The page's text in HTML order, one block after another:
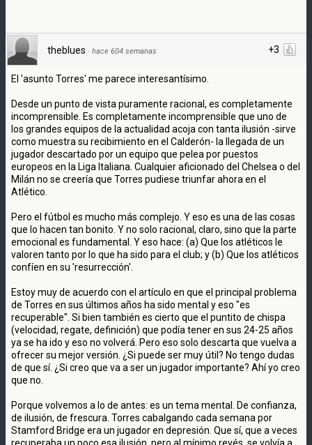
+3
theblues · hace 604 semanas
El 'asunto Torres' me parece interesantísimo.
Desde un punto de vista puramente racional, es completamente
incomprensible. Es completamente incomprensible que uno de
los grandes equipos de la actualidad acoja con tanta ilusión -sirve
como muestra su recibimiento en el Calderón- la llegada de un
jugador descartado por un equipo que pelea por puestos
europeos en la Liga Italiana. Cualquier aficionado del Chelsea o del
Milán no se creería que Torres pudiese triunfar ahora en el
Atlético.
Pero el fútbol es mucho más complejo. Y eso es una de las cosas
que lo hacen tan bonito. Y no solo racional, claro, sino que la parte
emocional es fundamental. Y eso hace: (a) Que los atléticos le
valoren tanto por lo que ha sido para el club; y (b) Que los atléticos
confíen en su 'resurrección'.
Estoy muy de acuerdo con el artículo en que el principal problema
de Torres en sus últimos años ha sido mental y eso "es
recuperable". Si bien también es cierto que el puntito de chispa
(velocidad, regate, definición) que podía tener en sus 24-25 años
ya se ha ido y eso no volverá. Pero eso solo descarta que vuelva a
ofrecer su mejor versión. ¿Si puede ser muy útil? No tengo dudas
de que sí. ¿Si creo que va a ser un jugador importante? Ahí yo creo
que no.
Porque volvemos a lo de antes: es un tema mental. De confianza,
de ilusión, de frescura. Torres cabalgando cada semana por
Stamford Bridge era un jugador en depresión. Que sí, que a veces